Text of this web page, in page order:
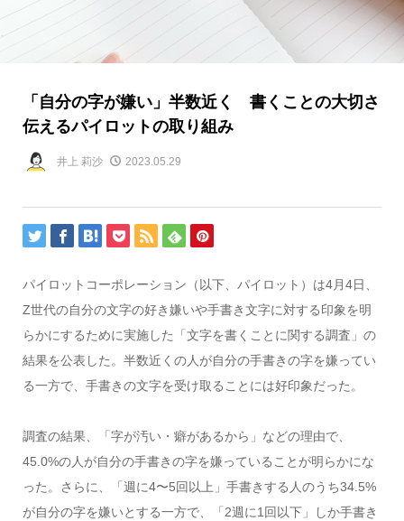
「自分の字が嫌い」半数近く 書くことの大切さ
伝えるパイロットの取り組み
井上 莉沙 2023.05.29
パイロットコーポレーション（以下、パイロット）は4月4日、
Z世代の自分の文字の好き嫌いや手書き文字に対する印象を明
らかにするために実施した「文字を書くことに関する調査」の
結果を公表した。半数近くの人が自分の手書きの字を嫌ってい
る一方で、手書きの文字を受け取ることには好印象だった。
調査の結果、「字が汚い・癖があるから」などの理由で、
45.0%の人が自分の手書きの字を嫌っていることが明らかにな
った。さらに、「週に4〜5回以上」手書きする人のうち34.5%
が自分の字を嫌いとする一方で、「2週に1回以下」しか手書き